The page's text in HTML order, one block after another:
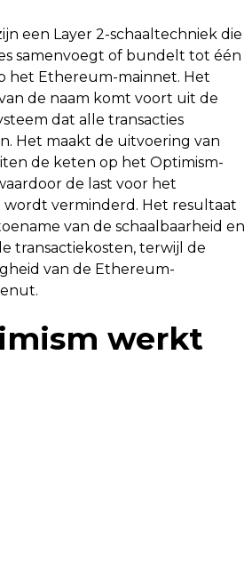
een Layer 2-schaaltechniek die
samenvoegt of bundelt tot één
het Ethereum-mainnet. Het
van de naam komt voort uit de
dat alle transacties
Het maakt de uitvoering van
de keten op het Optimism-
de last voor het
verminderd. Het resultaat
van de schaalbaarheid en
transactiekosten, terwijl de
van de Ethereum-
werkt